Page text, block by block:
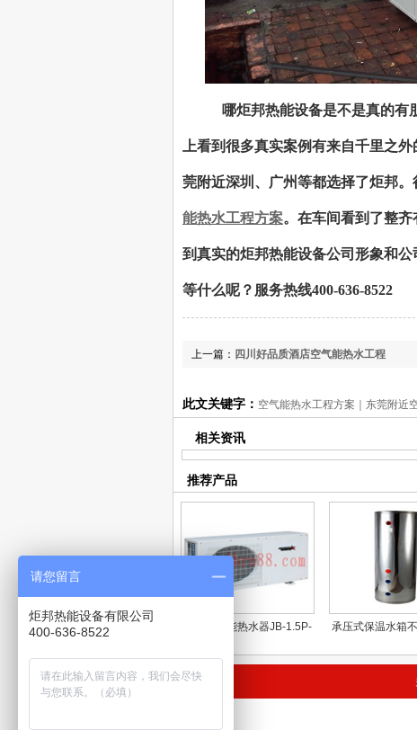
哪炬邦热能设备是不是真的有
上看到很多真实案例有来自千里之
莞附近深圳、广州等都选择了炬邦
能热水工程方案。在车间看到了整
到真实的炬邦热能设备公司形象和
等什么呢？服务热线400-636-8522
上一篇： 四川好品质酒店空气能热水工程
此文关键字： 空气能热水工程方案｜东莞附近
相关资讯
推荐产品
家用空气能热水器JB-1.5P-
承压式保温水箱
请您留言
炬邦热能设备有限公司
400-636-8522